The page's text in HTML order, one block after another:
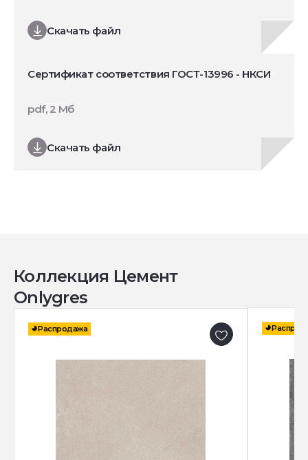
Скачать файл
Сертификат соответствия ГОСТ-13996 - НКСИ
Скачать файл
pdf, 2 Мб
Коллекция Цемент
Onlygres
Распродажа